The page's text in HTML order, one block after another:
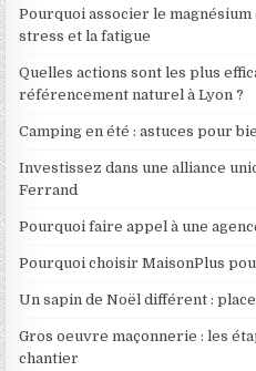
Pourquoi associer le
stress et la fatigue
Quelles actions sont les plus
référencement naturel à Lyon ?
Camping en été : astuces pour
Investissez dans une alliance
Ferrand
Pourquoi faire appel à une
Pourquoi choisir MaisonPlus
Un sapin de Noël différent :
Gros oeuvre maçonnerie : les
chantier